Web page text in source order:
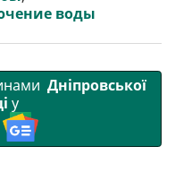
воды
Дніпровської
у